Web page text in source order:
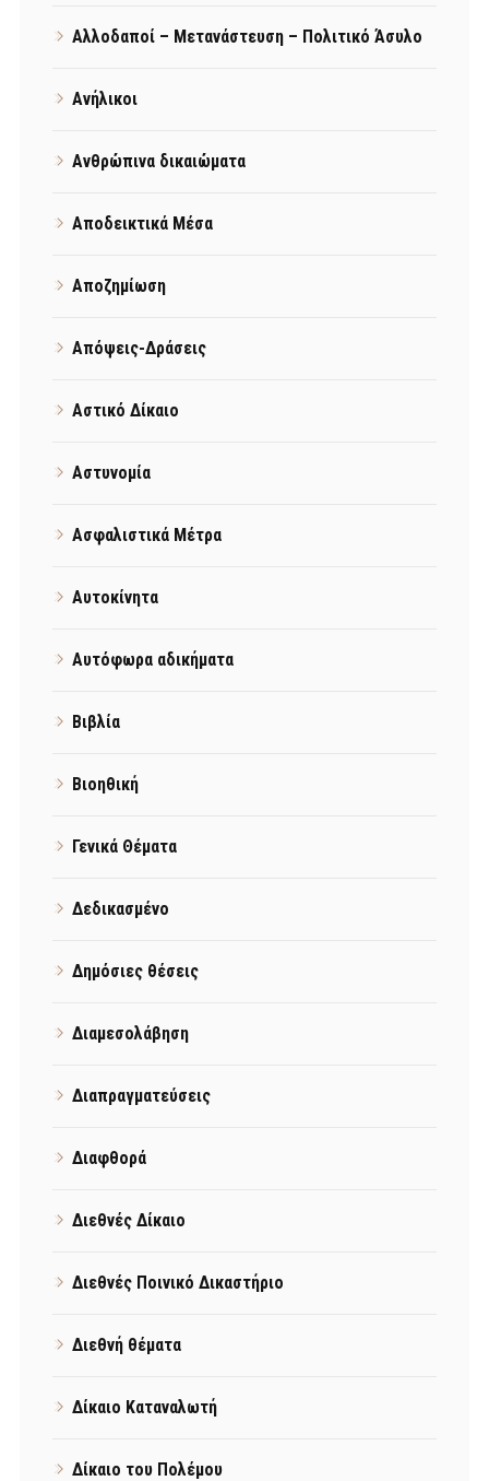
Αλλοδαποί – Μετανάστευση – Πολιτικό Άσυλο
Ανήλικοι
Ανθρώπινα δικαιώματα
Αποδεικτικά Μέσα
Αποζημίωση
Απόψεις-Δράσεις
Αστικό Δίκαιο
Αστυνομία
Ασφαλιστικά Μέτρα
Αυτοκίνητα
Αυτόφωρα αδικήματα
Βιβλία
Βιοηθική
Γενικά Θέματα
Δεδικασμένο
Δημόσιες θέσεις
Διαμεσολάβηση
Διαπραγματεύσεις
Διαφθορά
Διεθνές Δίκαιο
Διεθνές Ποινικό Δικαστήριο
Διεθνή θέματα
Δίκαιο Καταναλωτή
Δίκαιο του Πολέμου